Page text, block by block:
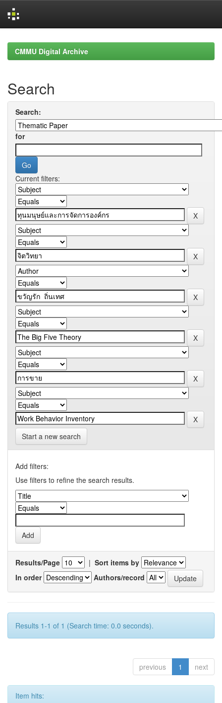
navigationCMMU Digital Archive
Search
Search:
for
Current filters:
Start a new search
Add filters:
Use filters to refine the search results.
Results/Page | Sort items by
In order
Authors/record
Results 1-1 of 1 (Search time: 0.0 seconds).
previous 1 next
Item hits: